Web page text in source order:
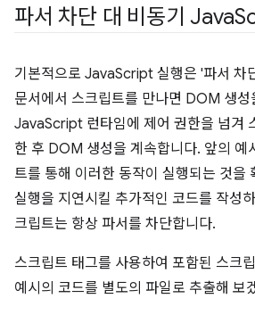
파서 차단 대 비동기 Java
기본적으로 JavaScript 실행은 '파서 차
문서에서 스크립트를 만나면 DOM 생성
JavaScript 런타임에 제어 권한을 넘겨
한 후 DOM 생성을 계속합니다. 앞의 예
트를 통해 이러한 동작이 실행되는 것을
실행을 지연시킬 추가적인 코드를 작성
크립트는 항상 파서를 차단합니다.
스크립트 태그를 사용하여 포함된 스크
예시의 코드를 별도의 파일로 추출해 보